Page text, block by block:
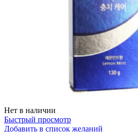
Нет в наличии
Быстрый просмотр
Добавить в список желаний